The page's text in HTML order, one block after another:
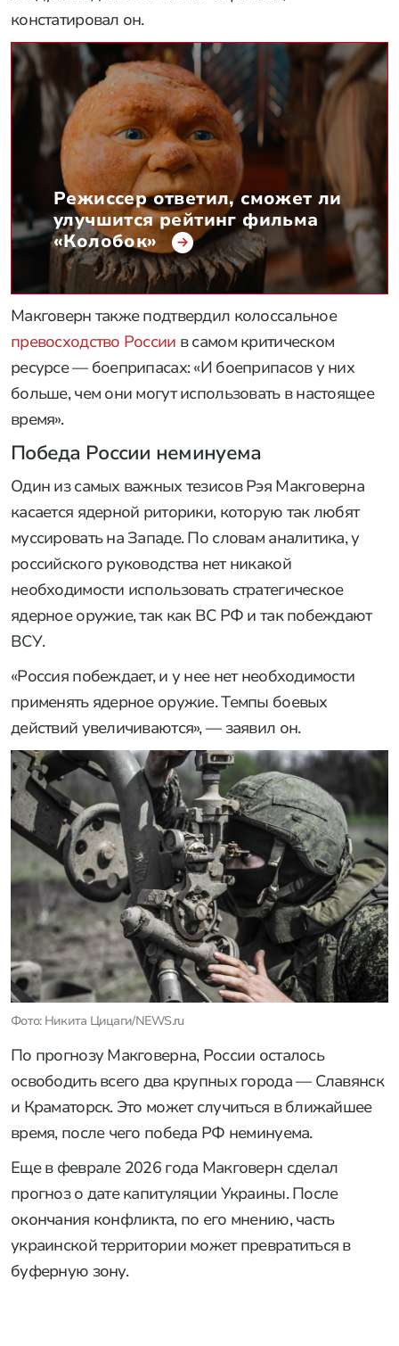
констатировал он.
Режиссер ответил, сможет ли
улучшится рейтинг фильма
«Колобок»
Макговерн также подтвердил колоссальное
превосходство России в самом критическом
ресурсе — боеприпасах: «И боеприпасов у них
больше, чем они могут использовать в настоящее
время».
Победа России неминуема
Один из самых важных тезисов Рэя Макговерна
касается ядерной риторики, которую так любят
муссировать на Западе. По словам аналитика, у
российского руководства нет никакой
необходимости использовать стратегическое
ядерное оружие, так как ВС РФ и так побеждают
ВСУ.
«Россия побеждает, и у нее нет необходимости
применять ядерное оружие. Темпы боевых
действий увеличиваются», — заявил он.
Фото: Никита Цицаги/NEWS.ru
По прогнозу Макговерна, России осталось
освободить всего два крупных города — Славянск
и Краматорск. Это может случиться в ближайшее
время, после чего победа РФ неминуема.
Еще в феврале 2026 года Макговерн сделал
прогноз о дате капитуляции Украины. После
окончания конфликта, по его мнению, часть
украинской территории может превратиться в
буферную зону.